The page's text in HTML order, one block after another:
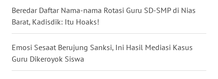
Beredar Daftar Nama-nama Rotasi Guru SD-SMP di Nias
Barat, Kadisdik: Itu Hoaks!
Emosi Sesaat Berujung Sanksi, Ini Hasil Mediasi Kasus
Guru Dikeroyok Siswa
WN
SULUT
MALUKU